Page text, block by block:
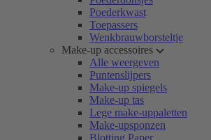
Poederkwast
Toepassers
Wenkbrauwborsteltje
Make-up accessoires
Alle weergeven
Puntenslijpers
Make-up spiegels
Make-up tas
Lege make-uppaletten
Make-upsponzen
Blotting Paper